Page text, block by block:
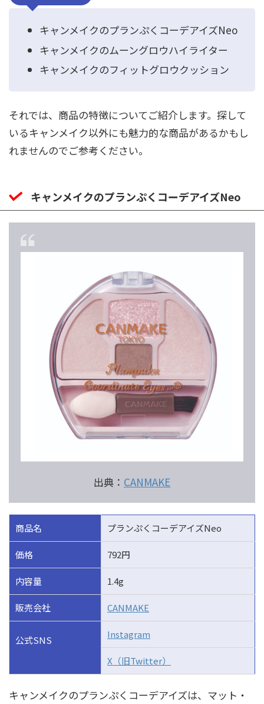
キャンメイクのプランぷくコーデアイズNeo
キャンメイクのムーングロウハイライター
キャンメイクのフィットグロウクッション
それでは、商品の特徴についてご紹介します。探して
いるキャンメイク以外にも魅力的な商品があるかもし
れませんのでご参考ください。
キャンメイクのプランぷくコーデアイズNeo
出典： CANMAKE
商品名 プランぷくコーデアイズNeo
価格 792円
内容量 1.4g
販売会社 CANMAKE
公式SNS Instagram
X（旧Twitter）
キャンメイクのプランぷくコーデアイズは、マット・